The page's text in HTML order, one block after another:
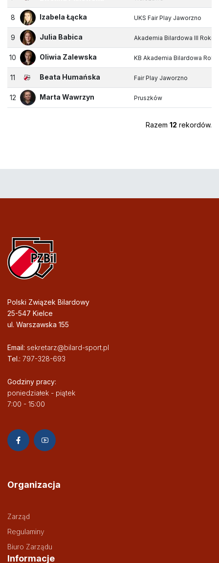
8 Izabela Łącka UKS Fair Play Jaworzno
9 Julia Babica Akademia Bilardowa III
10 Oliwia Zalewska KB Akademia Bilardowa
11 Beata Humańska Fair Play Jaworzno
12 Marta Wawrzyn Pruszków
Razem 12 rekordów.
Polski Związek Bilardowy
25-547 Kielce
ul. Warszawska 155
Email: sekretarz@bilard-sport.pl
Tel.: 797-328-693
Godziny pracy:
poniedziałek - piątek
7:00 - 15:00
Organizacja
Zarząd
Regulaminy
Biuro Zarządu
Informacje